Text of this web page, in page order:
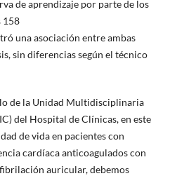
de aprendizaje por parte de los
158
una asociación entre ambas
sin diferencias según el técnico
de la Unidad Multidisciplinaria
del Hospital de Clínicas, en este
de vida en pacientes con
cardíaca anticoagulados con
auricular, debemos